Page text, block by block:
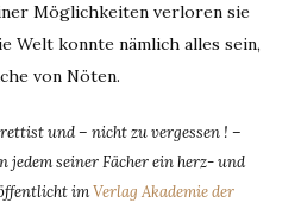
Möglichkeiten verloren sie
Welt konnte nämlich alles sein,
von Nöten.
und – nicht zu vergessen ! –
jedem seiner Fächer ein herz- und
imVerlag Akademie der